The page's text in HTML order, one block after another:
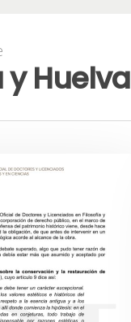
y Huelva